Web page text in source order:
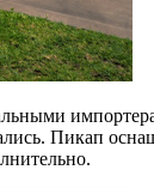
Пикап